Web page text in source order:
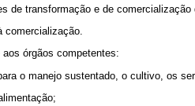
de transformação e de comercialização
comercialização.
órgãos competentes:
o manejo sustentado, o cultivo, os